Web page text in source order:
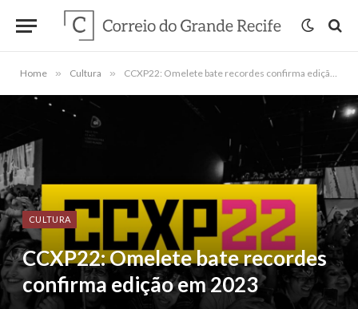
Home » Cultura » CCXP22: Omelete bate recordes confirma edição em 2023
CULTURA
CCXP22: Omelete bate recordes
confirma edição em 2023